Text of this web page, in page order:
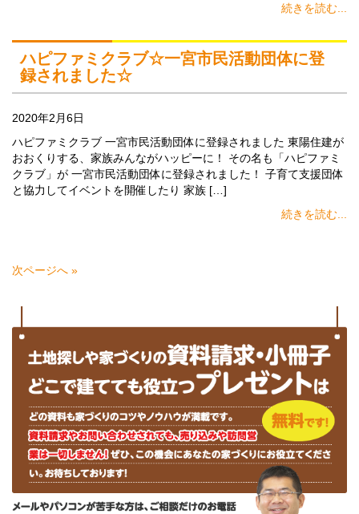
続きを読む...
ハピファミクラブ☆一宮市民活動団体に登
録されました☆
2020年2月6日
ハピファミクラブ 一宮市民活動団体に登録されました 東陽住建が
おおくりする、家族みんながハッピーに！ その名も「ハピファミ
クラブ」が 一宮市民活動団体に登録されました！ 子育て支援団体
と協力してイベントを開催したり 家族 […]
続きを読む...
次ページへ »